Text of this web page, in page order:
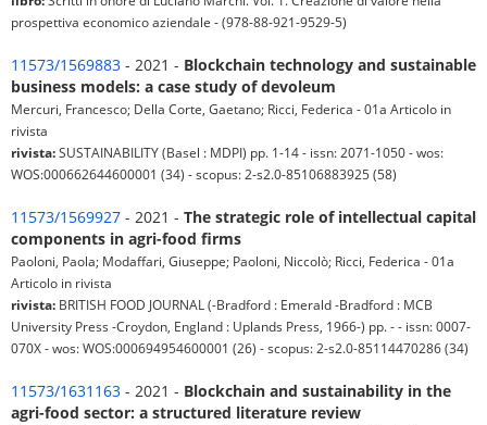
prospettiva economico aziendale - (978-88-921-9529-5)
11573/1569883 - 2021 - Blockchain technology and sustainable
business models: a case study of devoleum
Mercuri, Francesco; Della Corte, Gaetano; Ricci, Federica - 01a Articolo in
rivista
rivista:SUSTAINABILITY (Basel : MDPI) pp. 1-14 - issn: 2071-1050 - wos:
WOS:000662644600001 (34) - scopus: 2-s2.0-85106883925 (58)
11573/1569927 - 2021 - The strategic role of intellectual capital
components in agri-food firms
Paoloni, Paola; Modaffari, Giuseppe; Paoloni, Niccolò; Ricci, Federica - 01a
Articolo in rivista
rivista: BRITISH FOOD JOURNAL (-Bradford : Emerald -Bradford : MCB
University Press -Croydon, England : Uplands Press, 1966-) pp. - - issn: 0007-
070X - wos: WOS:000694954600001 (26) - scopus: 2-s2.0-85114470286 (34)
11573/1631163 - 2021 - Blockchain and sustainability in the
agri-food sector: a structured literature review